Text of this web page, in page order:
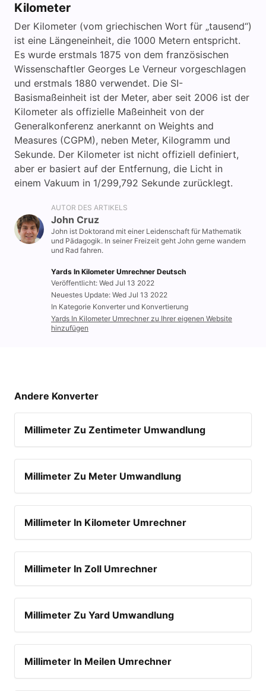
V
i
d
e
o
Kilometer
Der Kilometer (vom griechischen Wort für „tausend“)
ist eine Längeneinheit, die 1000 Metern entspricht.
Es wurde erstmals 1875 von dem französischen
Wissenschaftler Georges Le Verneur vorgeschlagen
und erstmals 1880 verwendet. Die SI-
Basismaßeinheit ist der Meter, aber seit 2006 ist der
Kilometer als offizielle Maßeinheit von der
Generalkonferenz anerkannt on Weights and
Measures (CGPM), neben Meter, Kilogramm und
Sekunde. Der Kilometer ist nicht offiziell definiert,
aber er basiert auf der Entfernung, die Licht in
einem Vakuum in 1/299,792 Sekunde zurücklegt.
AUTOR DES ARTIKELS
John Cruz
John ist Doktorand mit einer Leidenschaft für Mathematik
und Pädagogik. In seiner Freizeit geht John gerne wandern
und Rad fahren.
Yards In Kilometer Umrechner Deutsch
Veröffentlicht: Wed Jul 13 2022
Neuestes Update: Wed Jul 13 2022
In Kategorie Konverter und Konvertierung
Yards In Kilometer Umrechner zu Ihrer eigenen Website
hinzufügen
Andere Konverter
Millimeter Zu Zentimeter Umwandlung
Millimeter Zu Meter Umwandlung
Millimeter In Kilometer Umrechner
Millimeter In Zoll Umrechner
Millimeter Zu Yard Umwandlung
Millimeter In Meilen Umrechner